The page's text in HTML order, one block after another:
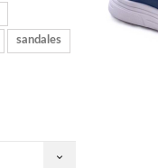
sandales